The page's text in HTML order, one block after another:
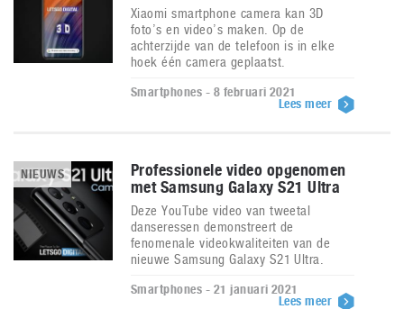
Xiaomi smartphone camera kan 3D
foto’s en video’s maken. Op de
achterzijde van de telefoon is in elke
hoek één camera geplaatst.
Smartphones - 8 februari 2021
Lees meer
NIEUWS
Professionele video opgenomen
met Samsung Galaxy S21 Ultra
Deze YouTube video van tweetal
danseressen demonstreert de
fenomenale videokwaliteiten van de
nieuwe Samsung Galaxy S21 Ultra.
Smartphones - 21 januari 2021
Lees meer